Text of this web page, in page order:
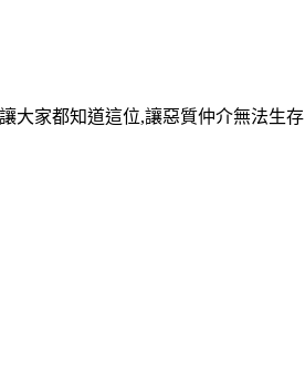
大家都知道這位,讓惡質仲介無法生存